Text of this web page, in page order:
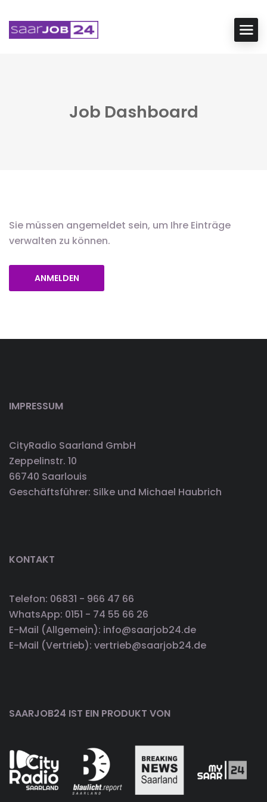
Job Dashboard
Sie müssen angemeldet sein, um Ihre Einträge
verwalten zu können.
ANMELDEN
IMPRESSUM
CityRadio Saarland GmbH
Zeppelinstr. 10
66740 Saarlouis
Geschäftsführer: Silke und Michael Haubrich
KONTAKT
Telefon: 06831 - 966 47 66
WhatsApp: 0151 - 74 55 66 26
E-Mail (Allgemein): info@saarjob24.de
E-Mail (Vertrieb): vertrieb@saarjob24.de
SAARJOB24 IST EIN PRODUKT VON